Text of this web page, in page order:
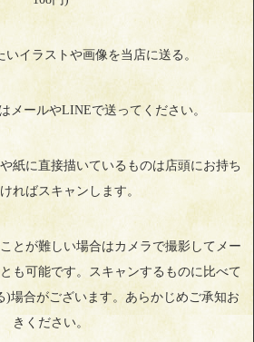
いイラストや画像を当店に送る。
メールやLINEで送ってください。
紙に直接描いているものは店頭にお持ち
ればスキャンします。
とが難しい場合はカメラで撮影してメー
も可能です。スキャンするものに比べて
)場合がございます。あらかじめご承知お
きください。